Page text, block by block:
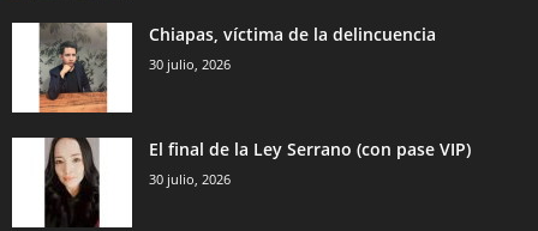
Chiapas, víctima de la delincuencia
30 julio, 2026
El final de la Ley Serrano (con pase VIP)
30 julio, 2026